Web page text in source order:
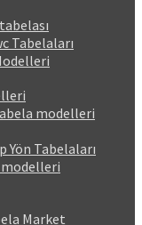
Tabelaları
modelleri
Yön Tabelaları
modelleri
Market